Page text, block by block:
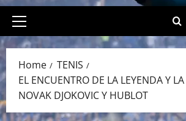
Primary
Menu
Home
TENIS
EL ENCUENTRO DE LA LEYENDA Y
NOVAK DJOKOVIC Y HUBLOT